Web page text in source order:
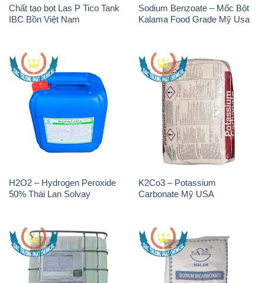
Chất tạo bọt Las P Tico Tank
IBC Bồn Việt Nam
Sodium Benzoate – Mốc Bột
Kalama Food Grade Mỹ Usa
H2O2 – Hydrogen Peroxide
50% Thái Lan Solvay
K2Co3 – Potassium
Carbonate Mỹ USA